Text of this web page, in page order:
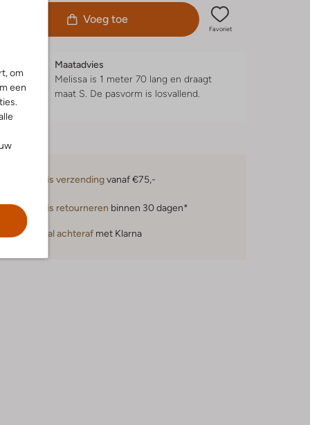
om
een
Voeg toe
Favoriet
Maatadvies
Melissa is 1 meter 70 lang en draagt
maat S. De pasvorm is losvallend.
Gratis verzendingvanaf €75,-
Gratis retourneren binnen 30 dagen*
Betaal achteraf met Klarna